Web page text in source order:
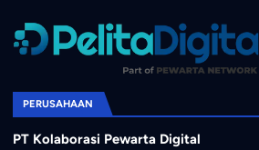
PERUSAHAAN
PT Kolaborasi Pewarta Digital